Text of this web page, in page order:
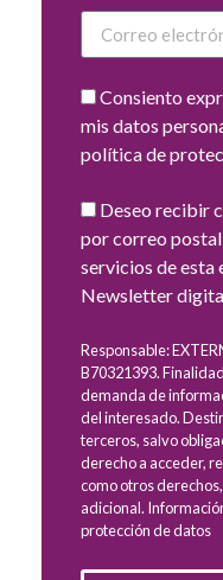
Consiento
mis datos
política de
Deseo recibir
por correo
servicios de esta
Newsletter
Responsable:
B70321393.
demanda de
del interesado.
terceros, salvo
derecho a acceder,
como otros
adicional.
protección de datos